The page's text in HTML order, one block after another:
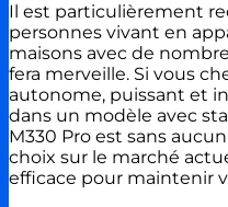
Il est particulièrement
personnes vivant en
maisons avec de
fera merveille. Si vous
autonome, puissant et
dans un modèle avec
M330 Pro est sans
choix sur le marché
efficace pour maintenir